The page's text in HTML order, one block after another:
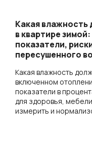
Какая
в квартире
показатели,
пересушенного
Какая влажность
включенном
показатели в
для здоровья,
измерить и